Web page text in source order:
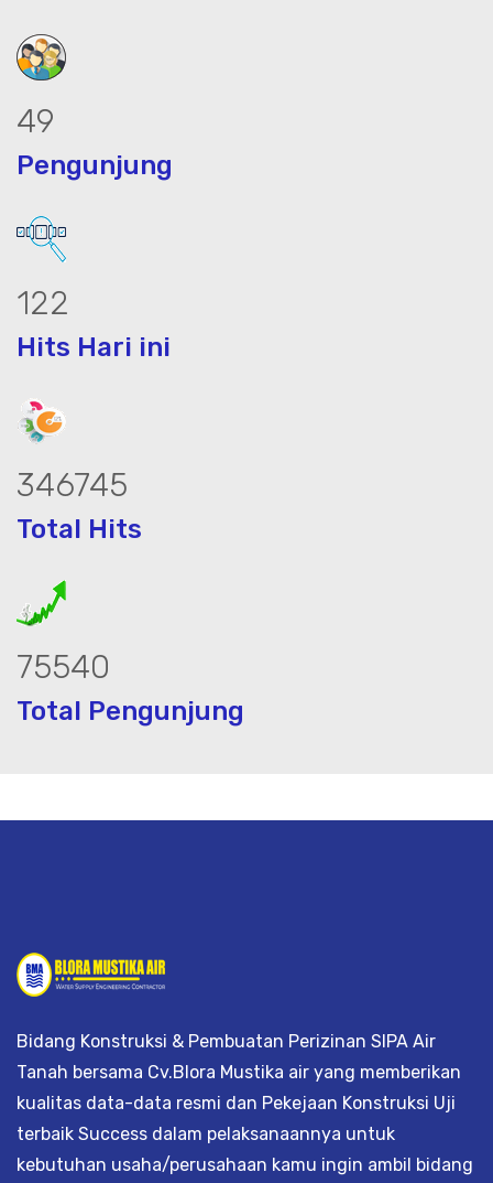
62
Pengunjung
154
Hits Hari ini
443379
Total Hits
96593
Total Pengunjung
Bidang Konstruksi & Pembuatan Perizinan SIPA Air
Tanah bersama Cv.Blora Mustika air yang memberikan
kualitas data-data resmi dan Pekejaan Konstruksi Uji
terbaik Success dalam pelaksanaannya untuk
kebutuhan usaha/perusahaan kamu ingin ambil bidang